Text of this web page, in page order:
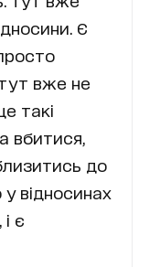
Є
вже не
такі
вбитися,
до
відносинах
є